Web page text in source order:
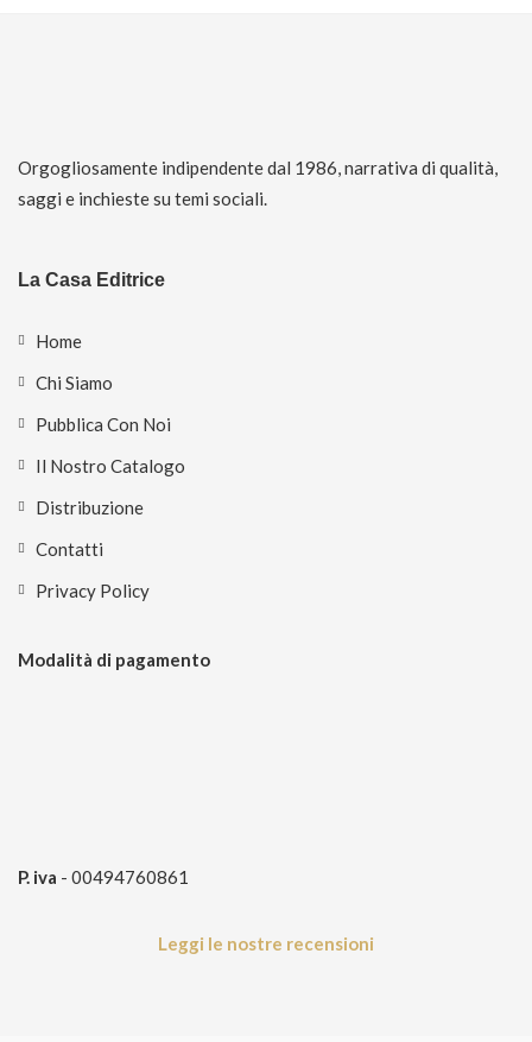
Orgogliosamente indipendente dal 1986, narrativa di qualità,
saggi e inchieste su temi sociali.
La Casa Editrice
Home
Chi Siamo
Pubblica Con Noi
Il Nostro Catalogo
Distribuzione
Contatti
Privacy Policy
Modalità di pagamento
P. iva - 00494760861
Leggi le nostre recensioni